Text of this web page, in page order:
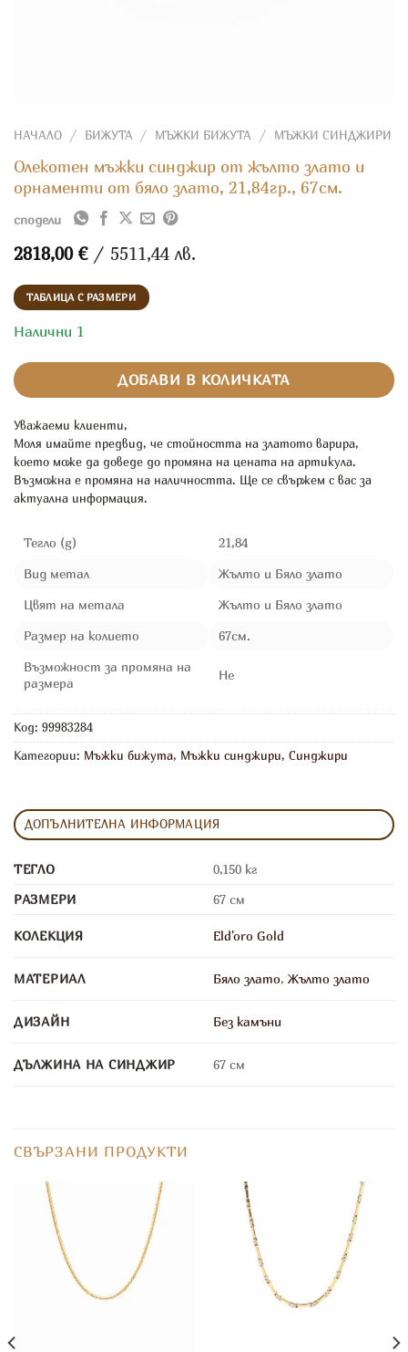
НАЧАЛО / БИЖУТА / МЪЖКИ БИЖУТА / МЪЖКИ СИНДЖИРИ
Олекотен мъжки синджир от жълто злато и
орнаменти от бяло злато, 21,84гр., 67см.
сподели
2818,00 €/ 5511,44 лв.
ТАБЛИЦА С РАЗМЕРИ
Налични 1
ДОБАВИ В КОЛИЧКАТА
Уважаеми клиенти,
Моля имайте предвид, че стойността на златото варира,
което може да доведе до промяна на цената на артикула.
Възможна е промяна на наличността. Ще се свържем с вас за
актуална информация.
Тегло (g)
21,84
Вид метал
Жълто и Бяло злато
Цвят на метала
Жълто и Бяло злато
Размер на колието
67см.
Възможност за промяна на
размера
Не
Код: 99983284
Категории: Мъжки бижута, Мъжки синджири, Синджири
ДОПЪЛНИТЕЛНА ИНФОРМАЦИЯ
ТЕГЛО
0,150 кг
РАЗМЕРИ
67 см
КОЛЕКЦИЯ Eld'oro Gold
МАТЕРИАЛ Бяло злато,Жълто злато
ДИЗАЙН Без камъни
ДЪЛЖИНА НА СИНДЖИР 67 см
СВЪРЗАНИ ПРОДУКТИ